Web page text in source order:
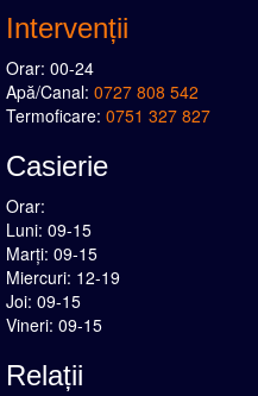
Intervenții
Orar: 00-24
Apă/Canal: 0727 808 542
Termoficare: 0751 327 827
Casierie
Orar:
Luni: 09-15
Marți: 09-15
Miercuri: 12-19
Joi: 09-15
Vineri: 09-15
Relații